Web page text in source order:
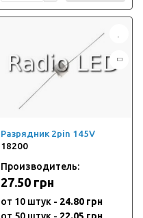
Разрядник 2pin 145V
18200
Производитель:
27.50 грн
от 10 штук - 24.80 грн